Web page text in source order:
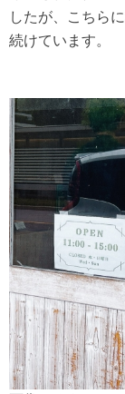
したが、こちら
続けています。